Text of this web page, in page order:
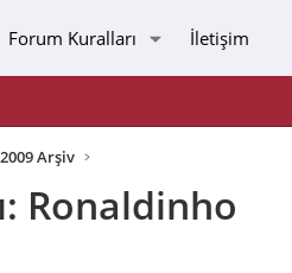
Forum Kuralları İletişim
2009 Arşiv
Ronaldinho